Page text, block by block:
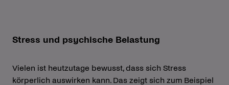
Stress und psychische Belastung
Vielen ist heutzutage bewusst, dass sich Stress
körperlich auswirken kann. Das zeigt sich zum Beispiel